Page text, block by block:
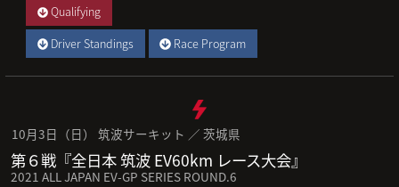
Qualifying
Driver Standings
Race Program
10月3日（日） 筑波サーキット ／ 茨城県
第６戦『全日本 筑波 EV60km レース大会』
2021 ALL JAPAN EV-GP SERIES ROUND.6